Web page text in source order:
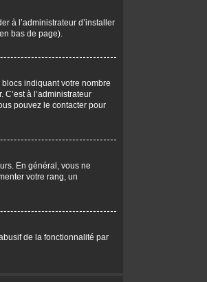
à l’administrateur d’installer
bas de page).
indiquant votre nombre
à l’administrateur
pouvez le contacter pour
En général, vous ne
votre rang, un
de la fonctionnalité par